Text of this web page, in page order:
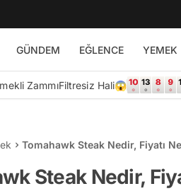
GÜNDEM EĞLENCE YEMEK
ZammıFiltresiz Hali😱
Tomahawk Steak Nedir, Fiyatı
Steak Nedir,